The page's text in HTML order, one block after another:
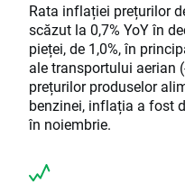
Rata inflației prețurilor
scăzut la 0,7% YoY în
pieței, de 1,0%, în
ale transportului aerian
prețurilor produselor
benzinei, inflația a fost
în noiembrie.